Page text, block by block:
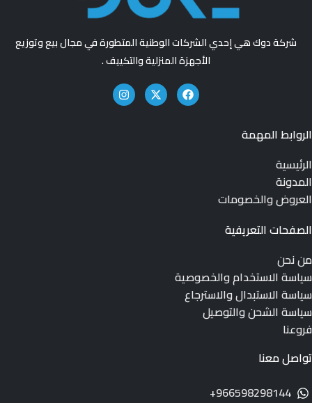
شركة دوك هي إحدي الشركات الوطنية المتطورة في مجال بيع وتوزيع
الأجهزة المنزلية والتكييف .
الروابط المهمة
الرئيسية
المدونة
العروض والخصومات
الصفحات التعريفية
من نحن
سياسة الاستخدام والخصوصية
سياسة الاستبدال والاسترجاع
سياسة الشحن والتوصيل
فروعنا
تواصل معنا
966598298144+